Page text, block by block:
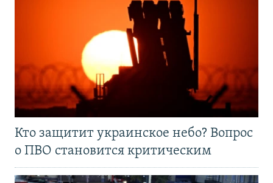
Кто защитит украинское небо? Вопрос
о ПВО становится критическим